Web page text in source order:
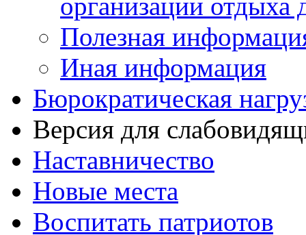
Полезная
Иная информация
Бюрократическая
Версия для
Наставничество
Новые места
Воспитать патриотов